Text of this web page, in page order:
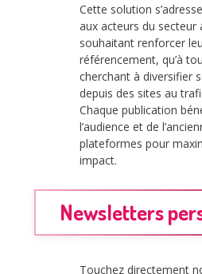
Cette solution
aux acteurs du secteur
souhaitant renforcer
référencement, qu’à
cherchant à diversifier
depuis des sites au
Chaque publication
l’audience et de
plateformes pour
impact.
Newsletters
Touchez directement